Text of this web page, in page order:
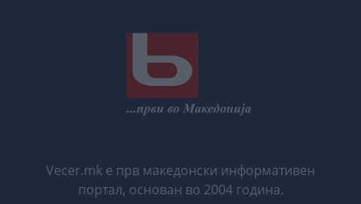
Vecer.mk е прв македонски информативен
портал, основан во 2004 година.